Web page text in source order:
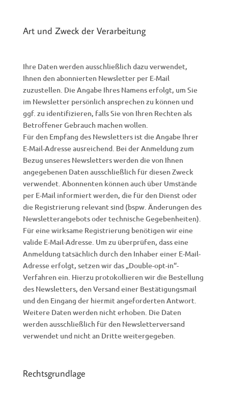
Art und Zweck der Verarbeitung
Ihre Daten werden ausschließlich dazu verwendet,
Ihnen den abonnierten Newsletter per E-Mail
zuzustellen. Die Angabe Ihres Namens erfolgt, um Sie
im Newsletter persönlich ansprechen zu können und
ggf. zu identifizieren, falls Sie von Ihren Rechten als
Betroffener Gebrauch machen wollen.
Für den Empfang des Newsletters ist die Angabe Ihrer
E-Mail-Adresse ausreichend. Bei der Anmeldung zum
Bezug unseres Newsletters werden die von Ihnen
angegebenen Daten ausschließlich für diesen Zweck
verwendet. Abonnenten können auch über Umstände
per E-Mail informiert werden, die für den Dienst oder
die Registrierung relevant sind (bspw. Änderungen des
Newsletterangebots oder technische Gegebenheiten).
Für eine wirksame Registrierung benötigen wir eine
valide E-Mail-Adresse. Um zu überprüfen, dass eine
Anmeldung tatsächlich durch den Inhaber einer E-Mail-
Adresse erfolgt, setzen wir das „Double-opt-in“-
Verfahren ein. Hierzu protokollieren wir die Bestellung
des Newsletters, den Versand einer Bestätigungsmail
und den Eingang der hiermit angeforderten Antwort.
Weitere Daten werden nicht erhoben. Die Daten
werden ausschließlich für den Newsletterversand
verwendet und nicht an Dritte weitergegeben.
Rechtsgrundlage